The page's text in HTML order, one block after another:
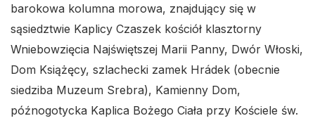
barokowa kolumna morowa, znajdujący się w
sąsiedztwie Kaplicy Czaszek kościół klasztorny
Wniebowzięcia Najświętszej Marii Panny, Dwór Włoski,
Dom Książęcy, szlachecki zamek Hrádek (obecnie
siedziba Muzeum Srebra), Kamienny Dom,
późnogotycka Kaplica Bożego Ciała przy Kościele św.